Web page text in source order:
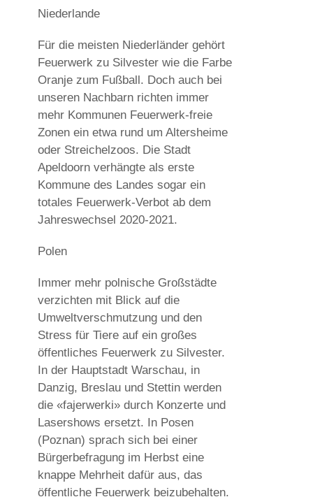
Niederlande
Für die meisten Niederländer gehört
Feuerwerk zu Silvester wie die Farbe
Oranje zum Fußball. Doch auch bei
unseren Nachbarn richten immer
mehr Kommunen Feuerwerk-freie
Zonen ein etwa rund um Altersheime
oder Streichelzoos. Die Stadt
Apeldoorn verhängte als erste
Kommune des Landes sogar ein
totales Feuerwerk-Verbot ab dem
Jahreswechsel 2020-2021.
Polen
Immer mehr polnische Großstädte
verzichten mit Blick auf die
Umweltverschmutzung und den
Stress für Tiere auf ein großes
öffentliches Feuerwerk zu Silvester.
In der Hauptstadt Warschau, in
Danzig, Breslau und Stettin werden
die «fajerwerki» durch Konzerte und
Lasershows ersetzt. In Posen
(Poznan) sprach sich bei einer
Bürgerbefragung im Herbst eine
knappe Mehrheit dafür aus, das
öffentliche Feuerwerk beizubehalten.